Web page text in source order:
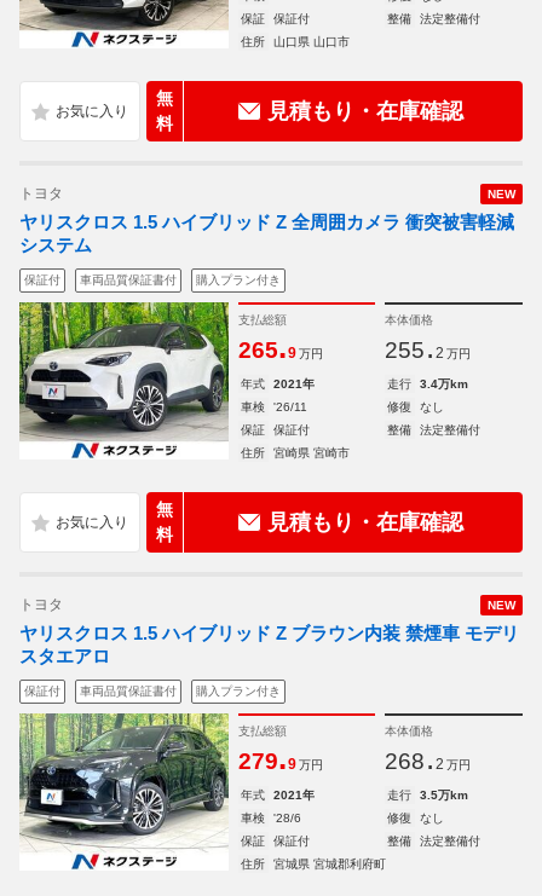
保証
保証付 整備
法定整備付
住所
山口県 山口市
無
料
見積もり・在庫確認
NEW
トヨタ
ヤリスクロス 1.5 ハイブリッド Z 全周囲カメラ 衝突被害軽減
システム
保証付 車両品質保証書付 購入プラン付き
支払総額
265.9 万円
本体価格
255. 2 万円
年式 2021年 走行
3.4万km
車検
'26/11 修復
なし
保証
保証付 整備
法定整備付
住所
宮崎県 宮崎市
無
料
見積もり・在庫確認
NEW
トヨタ
ヤリスクロス 1.5 ハイブリッド Z ブラウン内装 禁煙車 モデリ
スタエアロ
保証付 車両品質保証書付 購入プラン付き
支払総額
279.9 万円
本体価格
268. 2 万円
年式 2021年 走行
3.5万km
車検
'28/6 修復
なし
保証
保証付 整備
法定整備付
住所
宮城県 宮城郡利府町